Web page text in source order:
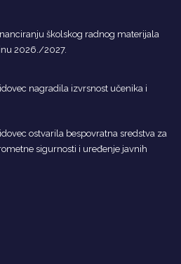
školskog radnog materijala
2026./2027.
nagradila izvrsnost učenika i
ostvarila bespovratna sredstva za
sigurnosti i uređenje javnih